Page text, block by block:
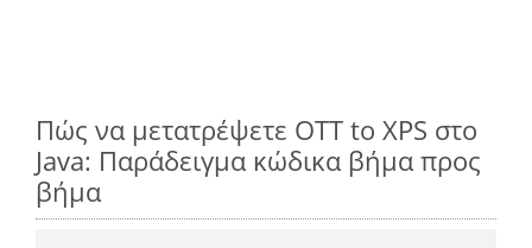
Πώς να μετατρέψετε OTT to XPS στο
Java: Παράδειγμα κώδικα βήμα προς
βήμα